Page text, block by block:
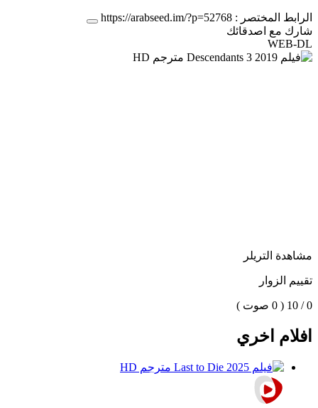
الرابط المختصر : https://arabseed.im/?p=52768
شارك مع اصدقائك
WEB-DL
مشاهدة التريلر
تقييم الزوار
0 / 10 ( 0 صوت )
افلام اخري